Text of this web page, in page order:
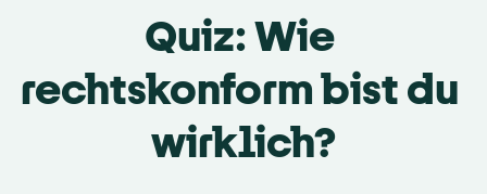
Quiz: Wie
rechtskonform bist du
wirklich?